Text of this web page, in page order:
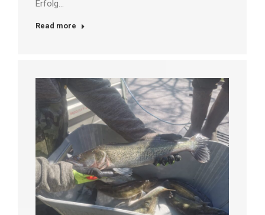
Erfolg…
Read more